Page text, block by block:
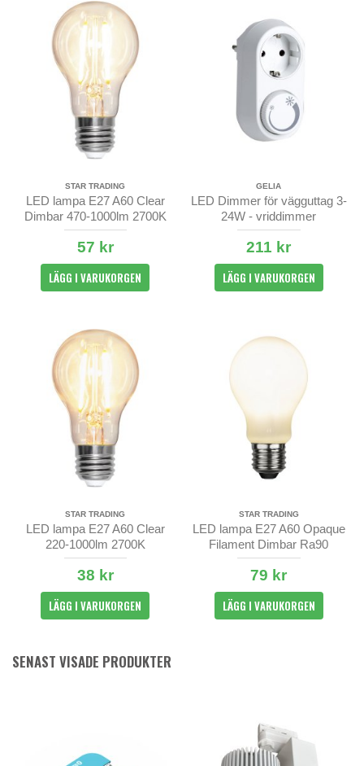
STAR TRADING
LED lampa E27 A60 Clear
Dimbar 470-1000lm 2700K
57 kr
LÄGG I VARUKORGEN
GELIA
LED Dimmer för vägguttag 3-
24W - vriddimmer
211 kr
LÄGG I VARUKORGEN
STAR TRADING
LED lampa E27 A60 Clear
220-1000lm 2700K
38 kr
LÄGG I VARUKORGEN
STAR TRADING
LED lampa E27 A60 Opaque
Filament Dimbar Ra90
2700K/3000K
79 kr
LÄGG I VARUKORGEN
SENAST VISADE PRODUKTER